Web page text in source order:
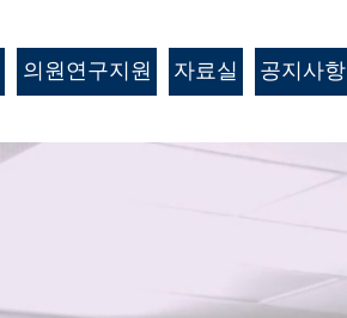
의원연구지원 자료실 공지사항